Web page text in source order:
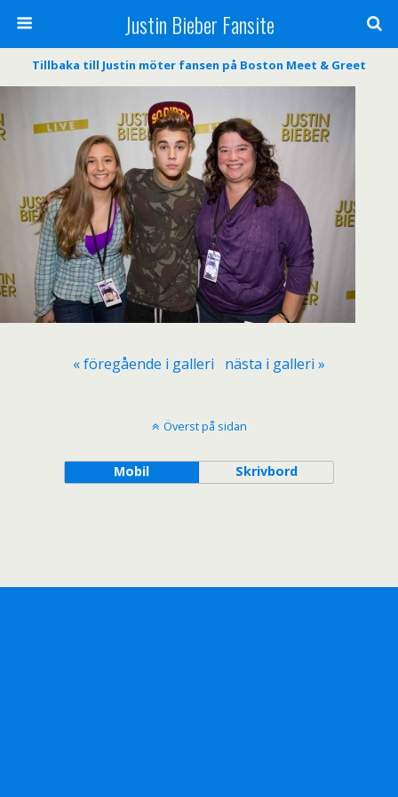
Justin Bieber Fansite
Tillbaka till Justin möter fansen på Boston Meet & Greet
« föregående i galleri nästa i galleri »
Överst på sidan
Mobil Skrivbord